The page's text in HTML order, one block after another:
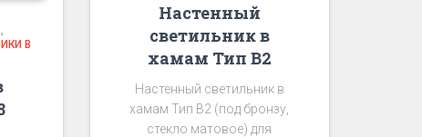
,
В
Настенный
светильник в
хамам Тип В2
Настенный светильник в
хамам Тип В2 (под бронзу,
стекло матовое) для